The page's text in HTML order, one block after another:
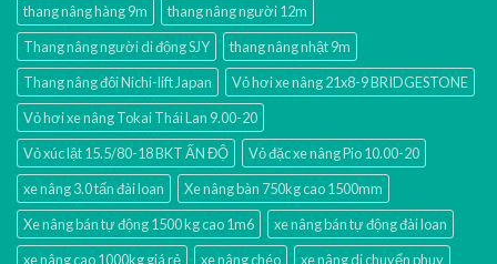
thang nâng hàng 9m
thang nâng người 12m
Thang nâng người di động SJY
thang nâng nhật 9m
Thang nâng đôi Nichi-lift Japan
Vỏ hơi xe nâng 21x8-9 BRIDGESTONE
Vỏ hơi xe nâng Tokai Thái Lan 9.00-20
Vỏ xúc lật 15.5/80-18 BKT ẤN ĐỘ
Vỏ đặc xe nâng Pio 10.00-20
xe nâng 3.0 tấn đài loan
Xe nâng bàn 750kg cao 1500mm
Xe nâng bán tự động 1500 kg cao 1m6
xe nâng bán tự động đài loan
xe nâng cao 1000kg giá rẻ
xe nâng chéo
xe nâng di chuyển phuy